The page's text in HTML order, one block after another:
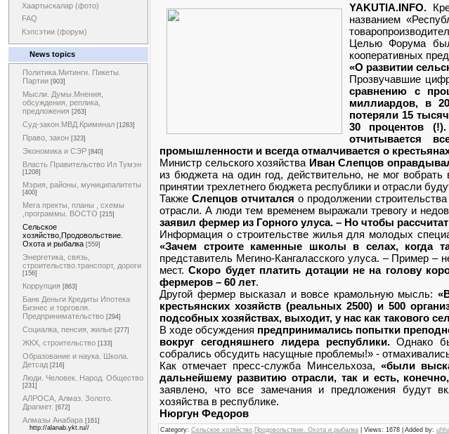
Хаартыскалар (фото)
FAQ
Кэпсэтии (форум)
News topics
Политика.Митинги. Пикеты.
Партии [903]
Мысли. Думы.Мнения,
обсуждения, реплика,
предложения [263]
Суд-закон.МВД.Криминал [1283]
Право, закон [323]
Экономика и СЭР [840]
Власть Правительство Ил Тумэн
[1208]
Мэрия, районы, муниципалитеты
[400]
Мега пректы, планы , схемы
,программы. ВОСТО [215]
Сельское
хозяйство,Продовольствие.
Охота и рыбалка [559]
Энергетика, связь,
строительство.транспорт, дороги
[156]
Коррупция [863]
Банк Деньги Кредиты Ипотека
Бизнес и торговля.
Предпринимательство [294]
Социалка, пенсия, жилье [277]
ЖКХ, строительство [133]
Образование и наука. Школа.
Детсад [216]
Люди. Человек. Народ. Общество
[231]
АЛРОСА, Алмаз. Золото.
Драгмет. [672]
Алмазы Анабара [161]
http://alanab.ykt.ru//
YAKUTIA.INFO.
названием
Целью Форума
кооперативных
«О развитии
Прозвучавшие
сравнению с
миллиардов, в
потеряли 15
30 процентов
отчитывается
промышленности и всегда отмалчивается о
Министр сельского хозяйства Иван Слепцов
из бюджета на один год, действительно, не мог
принятии трехлетнего бюджета республики и отрасли
Также Слепцов отчитался о продолжении
отрасли. А люди тем временем выражали тревогу и
заявил фермер из Горного улуса. – Но чтобы
Информация о строительстве жилья для молодых
«Зачем строите каменные школы в селах, когда
представитель Мегино-Кангаласского улуса. – Пример
мест.Скоро будет платить дотации не на голову
фермеров – 60 лет.
Другой фермер высказал и вовсе крамольную мысль:
крестьянских хозяйств (реальных 2500) и 500
подсобных хозяйствах, выходит, у нас как такового
В ходе обсуждения предпринимались попытки
вокруг сегодняшнего лидера республики.Однако
собрались обсудить насущные проблемы!» -
Как отмечает пресс-служба Минсельхоза, «были
дальнейшему развитию отрасли, так и есть,
заявлено, что все замечания и предложения будут
хозяйства в республике.
Нюргун Федоров
Category: Сельское хозяйство,Продовольствие. Охота и рыбалка | Views: 1678 | Added by: